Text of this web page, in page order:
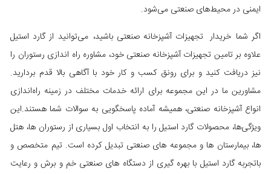
ایمنی در محیط‌های صنعتی می‌شود.
اگر شما خریدار تجهیزات آشپزخانه صنعتی باشید، می‌توانید از گارد استیل
علاوه بر تامین تجهیزات آشپزخانه صنعتی خود، مشاوره راه اندازی رستوران را
نیز دریافت کنید و برای رونق کسب و کار خود با آگاهی بالا قدم بردارید.
مشاورین ما در این مجموعه برای ارائه خدمات مختلف در زمینه راه‌اندازی
انواع آشپزخانه صنعتی، همیشه آماده پاسخگویی به سوالات شما هستند.این
ویژگی‌ها، محصولات گارد استیل را به انتخاب اول بسیاری از رستوران‌ ها، هتل‌
ها، بیمارستان‌ ها و مجموعه‌ های صنعتی تبدیل کرده است. تیم متخصص و
باتجربه گارد استیل با بهره‌ گیری از دستگاه‌ های صنعتی خم و برش و رعایت